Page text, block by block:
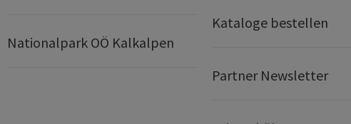
Nationalpark OÖ Kalkalpen
Kataloge bestellen
Partner Newsletter